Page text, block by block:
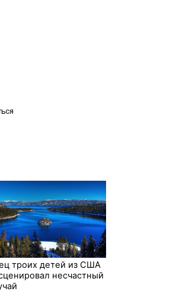
троих детей из США
несчастный